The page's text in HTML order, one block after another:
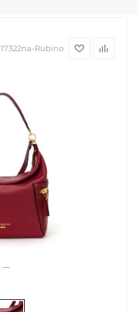
17322na-Rubino